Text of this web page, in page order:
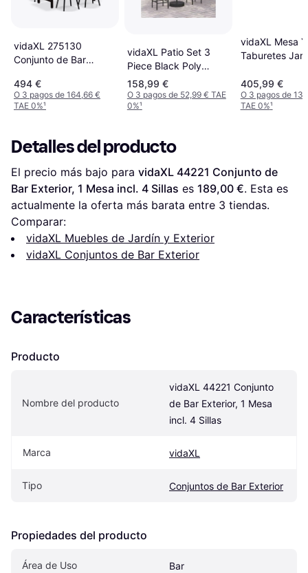
vidaXL 275130
Conjunto de Bar
Sillas
494 €
O 3 pagos de 164,66 €
TAE 0%¹
vidaXL Patio Set 3
Piece Black Poly
Rattan and Solid
Wood Acacia Conjunto
de Bar Exterior, 1
158,99 €
O 3 pagos de 52,99 € TAE
0%¹
vidaXL Mesa Y
Taburetes
Bar Exterior, 1
incl. 4 Sillas
405,99 €
O 3 pagos de
TAE 0%¹
Detalles del producto
El precio más bajo para vidaXL 44221 Conjunto de
Bar Exterior, 1 Mesa incl. 4 Sillas es 189,00 €. Esta es
actualmente la oferta más barata entre 3 tiendas.
Comparar:
vidaXL Muebles de Jardín y Exterior
vidaXL Conjuntos de Bar Exterior
Características
Producto
Nombre del producto
vidaXL 44221 Conjunto
de Bar Exterior, 1 Mesa
incl. 4 Sillas
Marca vidaXL
Tipo Conjuntos de Bar Exterior
Propiedades del producto
Área de Uso Bar